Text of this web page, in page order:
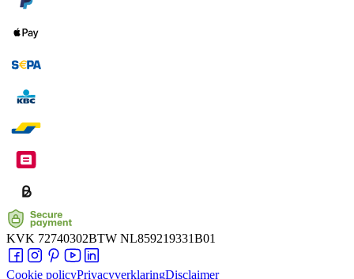
KVK 72740302BTW NL859219331B01
Cookie policyPrivacyverklaringDisclaimer